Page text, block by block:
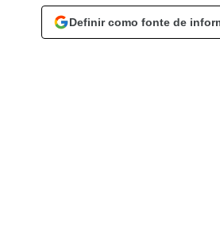
Definir como fonte de